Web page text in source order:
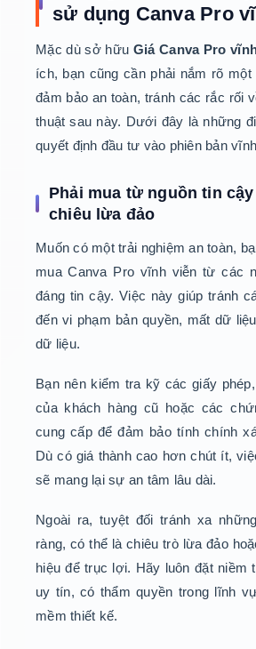
sử dụng Canva Pro
Mặc dù sở hữu Giá Canva Pro
ích, bạn cũng cần phải nắm rõ
đảm bảo an toàn, tránh các rắc rối
thuật sau này. Dưới đây là những
quyết định đầu tư vào phiên bản
Phải mua từ nguồn tin
chiêu lừa đảo
Muốn có một trải nghiệm an toàn,
mua Canva Pro vĩnh viễn từ các
đáng tin cậy. Việc này giúp tránh
đến vi phạm bản quyền, mất dữ
dữ liệu.
Bạn nên kiểm tra kỹ các giấy
của khách hàng cũ hoặc các
cung cấp để đảm bảo tính chính
Dù có giá thành cao hơn chút ít,
sẽ mang lại sự an tâm lâu dài.
Ngoài ra, tuyệt đối tránh xa
ràng, có thể là chiêu trò lừa đảo
hiệu để trục lợi. Hãy luôn đặt niềm
uy tín, có thẩm quyền trong lĩnh
mềm thiết kế.